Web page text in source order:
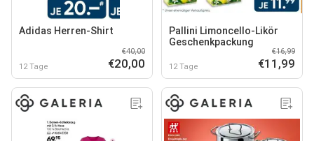
Adidas Herren-Shirt
12 Tage
€40,00
€20,00
Pallini Limoncello-Likör
Geschenkpackung
12 Tage
€16,99
€11,99